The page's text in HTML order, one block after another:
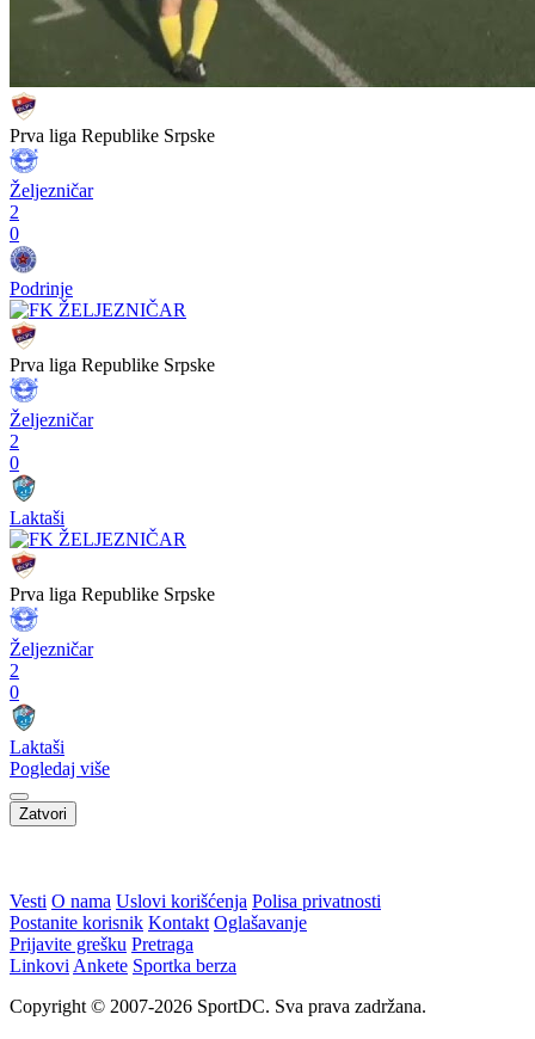
Prva liga Republike Srpske
Željezničar
2
0
Podrinje
Prva liga Republike Srpske
Željezničar
2
0
Laktaši
Prva liga Republike Srpske
Željezničar
2
0
Laktaši
Pogledaj više
Zatvori
Zmajice u Mostaru počele
pripreme za Mediteranske
igre
Lana Pudar i dalje mora